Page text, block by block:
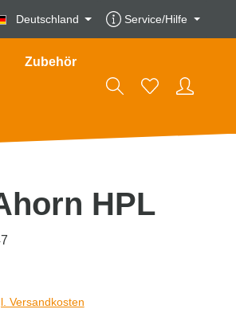
Deutschland Service/Hilfe
Zubehör
HPL
Versandkosten